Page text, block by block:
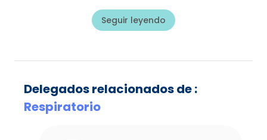
Seguir leyendo
Delegados relacionados de :
Respiratorio